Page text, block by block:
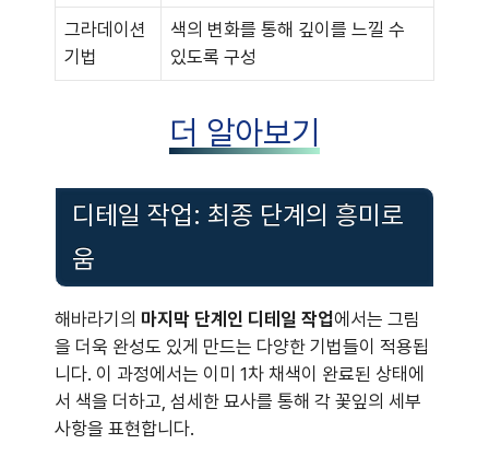
그라데이션
기법
색의 변화를 통해 깊이를 느낄 수
있도록 구성
더 알아보기
디테일 작업: 최종 단계의 흥미로
움
해바라기의 마지막 단계인 디테일 작업에서는 그림
을 더욱 완성도 있게 만드는 다양한 기법들이 적용됩
니다. 이 과정에서는 이미 1차 채색이 완료된 상태에
서 색을 더하고, 섬세한 묘사를 통해 각 꽃잎의 세부
사항을 표현합니다.